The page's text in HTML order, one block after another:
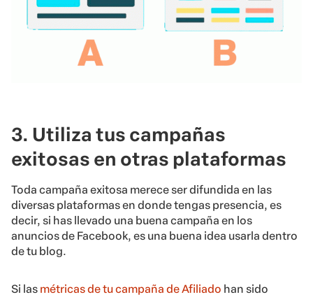
3. Utiliza tus campañas
exitosas en otras plataformas
Toda campaña exitosa merece ser difundida en las
diversas plataformas en donde tengas presencia, es
decir, si has llevado una buena campaña en los
anuncios de Facebook, es una buena idea usarla dentro
de tu blog.
Si las métricas de tu campaña de Afiliado han sido